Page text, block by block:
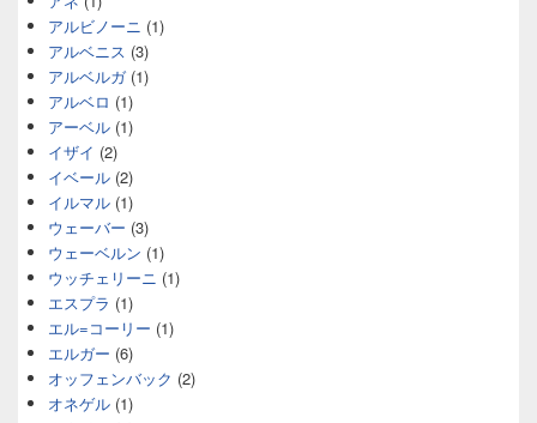
アルビノーニ (1)
アルベニス (3)
アルベルガ(1)
アルベロ (1)
アーベル (1)
イザイ (2)
イベール (2)
イルマル (1)
ウェーバー (3)
ウェーベルン (1)
ウッチェリーニ (1)
エスプラ (1)
エル=コーリー (1)
エルガー (6)
オッフェンバック (2)
オネゲル (1)